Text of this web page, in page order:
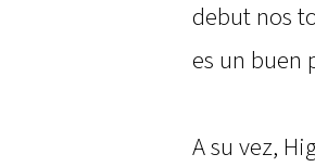
debut nos
es un buen
A su vez,